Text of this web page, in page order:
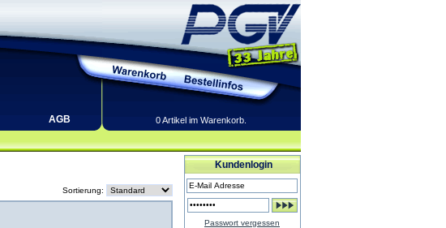
AGB 0 Artikel im Warenkorb.
Sortierung:
Kundenlogin
Passwort vergessen